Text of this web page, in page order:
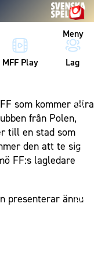
Meny
MFF Play Lag
som kommer allra
från Polen,
till en stad som
den att te sig
FF:s lagledare
presenterar ännu